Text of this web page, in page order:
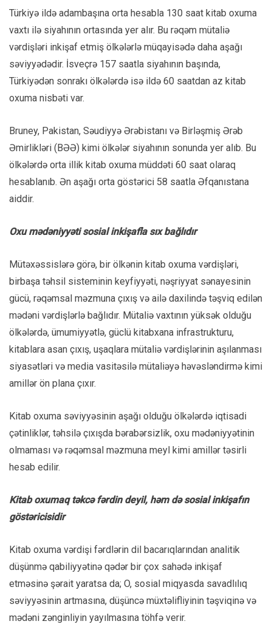
Türkiyə ildə adambaşına orta hesabla 130 saat kitab oxuma
vaxtı ilə siyahının ortasında yer alır. Bu rəqəm mütaliə
vərdişləri inkişaf etmiş ölkələrlə müqayisədə daha aşağı
səviyyədədir. İsveçrə 157 saatla siyahının başında,
Türkiyədən sonrakı ölkələrdə isə ildə 60 saatdan az kitab
oxuma nisbəti var.
Bruney, Pakistan, Səudiyyə Ərəbistanı və Birləşmiş Ərəb
Əmirlikləri (BƏƏ) kimi ölkələr siyahının sonunda yer alıb. Bu
ölkələrdə orta illik kitab oxuma müddəti 60 saat olaraq
hesablanıb. Ən aşağı orta göstərici 58 saatla Əfqanıstana
aiddir.
Oxu mədəniyyəti sosial inkişafla sıx bağlıdır
Mütəxəssislərə görə, bir ölkənin kitab oxuma vərdişləri,
birbaşa təhsil sisteminin keyfiyyəti, nəşriyyat sənayesinin
gücü, rəqəmsal məzmuna çıxış və ailə daxilində təşviq edilən
mədəni vərdişlərlə bağlıdır. Mütaliə vaxtının yüksək olduğu
ölkələrdə, ümumiyyətlə, güclü kitabxana infrastrukturu,
kitablara asan çıxış, uşaqlara mütaliə vərdişlərinin aşılanması
siyasətləri və media vasitəsilə mütaliəyə həvəsləndirmə kimi
amillər ön plana çıxır.
Kitab oxuma səviyyəsinin aşağı olduğu ölkələrdə iqtisadi
çətinliklər, təhsilə çıxışda bərabərsizlik, oxu mədəniyyətinin
olmaması və rəqəmsal məzmuna meyl kimi amillər təsirli
hesab edilir.
Kitab oxumaq təkcə fərdin deyil, həm də sosial inkişafın
göstəricisidir
Kitab oxuma vərdişi fərdlərin dil bacarıqlarından analitik
düşünmə qabiliyyətinə qədər bir çox sahədə inkişaf
etməsinə şərait yaratsa da; O, sosial miqyasda savadlılıq
səviyyəsinin artmasına, düşüncə müxtəlifliyinin təşviqinə və
mədəni zənginliyin yayılmasına töhfə verir.